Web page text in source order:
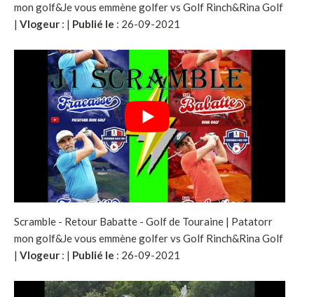
mon golf&Je vous emmène golfer vs Golf Rinch&Rina Golf
| Vlogeur : | Publié le : 26-09-2021
Scramble - Retour Babatte - Golf de Touraine | Patatorr
mon golf&Je vous emmène golfer vs Golf Rinch&Rina Golf
| Vlogeur : | Publié le : 26-09-2021